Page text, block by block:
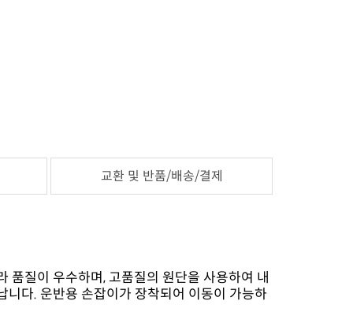
교환 및 반품/배송/결제